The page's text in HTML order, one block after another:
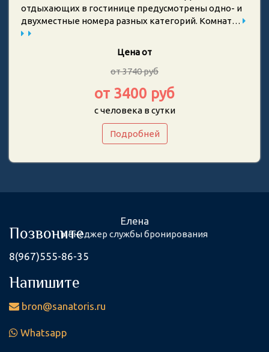
отдыхающих в гостинице предусмотрены одно- и
двухместные номера разных категорий. Комнат…
Цена от
от 3740 руб
от 3400 руб
с человека в сутки
Подробней
Елена
менеджер службы бронирования
Позвоните
8(967)555-86-35
Напишите
bron@sanatoris.ru
Whatsapp